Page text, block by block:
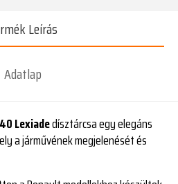
Leírás
Adatlap
Lexiadedísztárcsa egy elegáns
a járművének megjelenését és